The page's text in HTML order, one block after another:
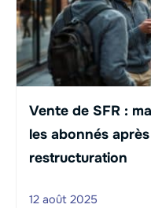
Vente de SFR :
les abonnés
restructuration
12 août 2025